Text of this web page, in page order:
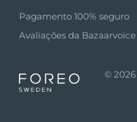
Afiliados
Notícias de afiliados
Parceiro minoritário
Pagamento 100% seguro
Avaliações da Bazaarvoice
© 2026